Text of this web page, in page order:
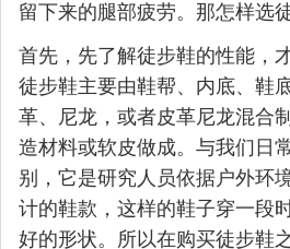
留下来的腿部疲劳。那怎样选
首先，先了解徒步鞋的性能，
徒步鞋主要由鞋帮、内底、鞋
革、尼龙，或者皮革尼龙混合
造材料或软皮做成。与我们日
别，它是研究人员依据户外环
计的鞋款，这样的鞋子穿一段
好的形状。所以在购买徒步鞋